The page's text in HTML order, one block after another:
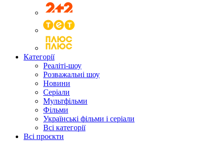
Категорії
Реаліті-шоу
Розважальні шоу
Новини
Серіали
Мультфільми
Фільми
Українські фільми і серіали
Всі категорії
Всі проєкти